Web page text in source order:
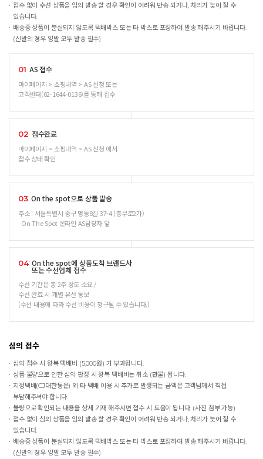
접수 없이 수선 상품을 임의 발송 할 경우 확인이 어려워 반송 되거나, 처리가 늦어 질 수
있습니다.
배송중 상품이 분실되지 않도록 택배박스 또는 타 박스로 포장하여 발송 해주시기 바랍니다.
(신발의 경우 양발 모두 발송 필수)
01 AS 접수
마이페이지 > 쇼핑내역 > AS 신청 또는
고객센터(02-1644-0136)를 통해 접수
02 접수완료
마이페이지 > 쇼핑내역 > AS 신청 에서
접수 상태 확인
03 On the spot으로 상품 발송
주소 : 서울특별시 중구 명동8길 37-4 (충무로2가)
On The Spot 온라인 AS담당자 앞
04 On the spot에 상품도착 브랜드사
또는 수선업체 접수
수선 기간은 총 2주 정도 소요 /
수선 완료 시 개별 유선 통보
(수선 내용에 따라 수선 비용이 청구될 수 있습니다.)
심의 접수
심의 접수 시 왕복 택배비 (5,000원) 가 부과됩니다.
상품 불량으로 인한 심의 판정 시 왕복 택배비는 취소 (환불) 됩니다.
지정택배(CJ대한통운) 외 타 택배 이용 시 추가로 발생되는 금액은 고객님께서 직접
부담해주셔야 합니다.
불량으로 확인되는 내용을 상세 기재 해주시면 접수 시 도움이 됩니다. (사진 첨부 가능)
접수 없이 심의 상품을 임의 발송 할 경우 확인이 어려워 반송 되거나, 처리가 늦어 질 수
있습니다.
배송중 상품이 분실되지 않도록 택배박스 또는 타 박스로 포장하여 발송 해주시기 바랍니다.
(신발의 경우 양발 모두 발송 필수)